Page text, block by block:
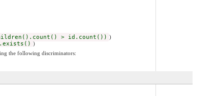
> id.count()) )
)
the following discriminators: